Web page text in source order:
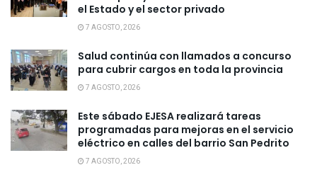
el Estado y el sector privado
7 AGOSTO, 2026
Salud continúa con llamados a concurso
para cubrir cargos en toda la provincia
7 AGOSTO, 2026
Este sábado EJESA realizará tareas
programadas para mejoras en el servicio
eléctrico en calles del barrio San Pedrito
7 AGOSTO, 2026